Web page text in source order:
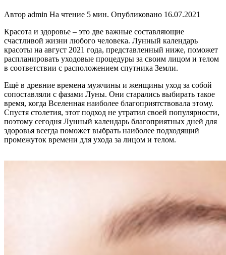
Автор admin На чтение 5 мин. Опубликовано 16.07.2021
Красота и здоровье – это две важные составляющие
счастливой жизни любого человека. Лунный календарь
красоты на август 2021 года, представленный ниже, поможет
распланировать уходовые процедуры за своим лицом и телом
в соответствии с расположением спутника Земли.
Ещё в древние времена мужчины и женщины уход за собой
сопоставляли с фазами Луны. Они старались выбирать такое
время, когда Вселенная наиболее благоприятствовала этому.
Спустя столетия, этот подход не утратил своей популярности,
поэтому сегодня Лунный календарь благоприятных дней для
здоровья всегда поможет выбрать наиболее подходящий
промежуток времени для ухода за лицом и телом.